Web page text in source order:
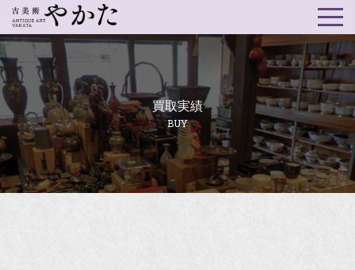
買取実績
BUY